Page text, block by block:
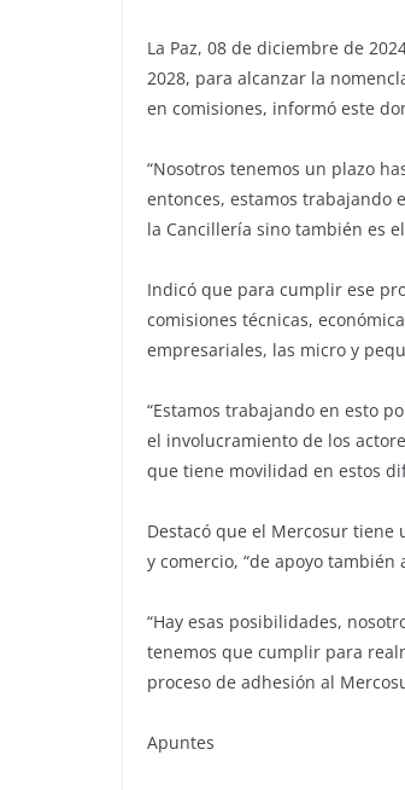
La Paz, 08 de diciembre de
2028, para alcanzar la
en comisiones, informó este
“Nosotros tenemos un plazo
entonces, estamos trabajando
la Cancillería sino también es
Indicó que para cumplir ese
comisiones técnicas,
empresariales, las micro y
“Estamos trabajando en esto
el involucramiento de los
que tiene movilidad en estos
Destacó que el Mercosur
y comercio, “de apoyo también
“Hay esas posibilidades,
tenemos que cumplir para
proceso de adhesión al
Apuntes